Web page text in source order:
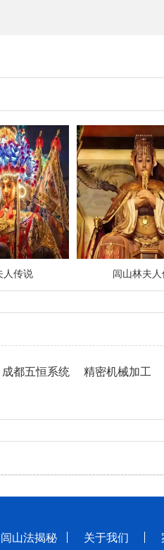
人传说 闾山林夫
成都五恒系统 精密机械加工
闾山法揭秘 关于我们